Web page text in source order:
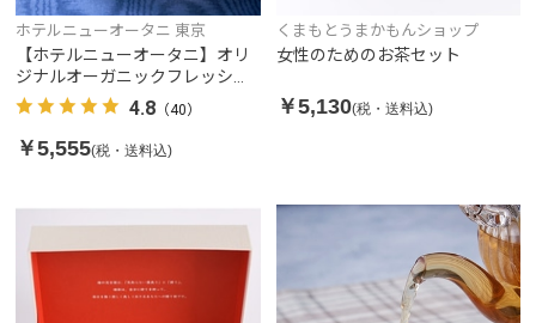
ホテルニューオータニ 東京
【ホテルニューオータニ】オリ
ジナルオーガニックフレッシュ
ハーブティー 24本入り
4.8 （40）
￥5,555(税・送料込)
くまもとうまかもんショップ
女性のためのお茶セット
￥5,130(税・送料込)